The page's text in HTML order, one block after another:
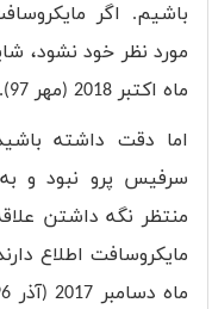
باشیم. اگر
مورد نظر خود نشود،
ماه اکتبر 2018 (مهر 97).
سرفیس پرو نبود و
منتظر نگه داشتن
مایکروسافت اطلاع